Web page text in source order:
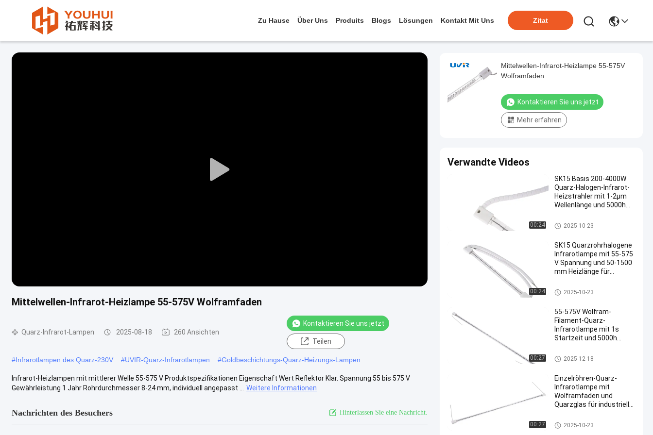
Zu Hause Über Uns Produits Blogs Lösungen Kontakt Mit Uns Zitat
Play
Mittelwellen-Infrarot-Heizlampe 55-575V Wolframfaden
Quarz-Infrarot-Lampen 2025-08-18 260 Ansichten
Kontaktieren Sie uns jetzt
Teilen
#Infrarotlampen des Quarz-230V #UVIR-Quarz-Infrarotlampen #Goldbeschichtungs-Quarz-Heizungs-Lampen
Infrarot-Heizlampen mit mittlerer Welle 55-575 V Produktspezifikationen Eigenschaft Wert Reflektor Klar. Spannung 55 bis 575 V
Gewährleistung 1 Jahr Rohrdurchmesser 8-24 mm, individuell angepasst ...
Weitere Informationen
Nachrichten des Besuchers Hinterlassen Sie eine Nachricht.
Mittelwellen-Infrarot-Heizlampe 55-575V
Wolframfaden
Kontaktieren Sie uns jetzt
Mehr erfahren
Verwandte Videos
00:24
SK15 Basis 200-4000W
Quarz-Halogen-Infrarot-
Heizstrahler mit 1-2μm
Wellenlänge und 5000h
industrielle Heizung
Quarz-Infrarot-Lampen
2025-10-23
00:24
SK15 Quarzrohrhalogene
Infrarotlampe mit 55-575
V Spannung und 50-1500
mm Heizlänge für
Reaktionsheizung
Quarz-Infrarot-Lampen
2025-10-23
00:27
55-575V Wolfram-
Filament-Quarz-
Infrarotlampe mit 1s
Startzeit und 5000h
industrielle Heizung
Quarz-Infrarot-Lampen
2025-12-18
00:27
Einzelröhren-Quarz-
Infrarotlampe mit
Wolframfaden und
Quarzglas für industrielle
Quarz-Infrarot-Lampen
2025-10-23